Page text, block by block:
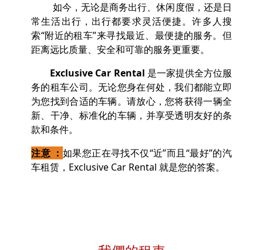
如今，无论是商务出行、休闲度假，还是日
常生活出行，出行都要求灵活便捷。许多人搜
索“附近的租车”来寻找最近、最便捷的服务。但
距离远比质量、安全和可靠的服务更重要。
Exclusive Car Rental 是一家提供全方位服
务的租车公司。无论您身在何处，我们都能立即
为您找到合适的车辆。请放心，您将获得一辆全
新、干净、标准化的车辆，并享受透明友好的条
款和条件。
注意 ： 如果您正在寻找不仅“近”而且“最好”的汽
车租赁，Exclusive Car Rental 就是您的答案。